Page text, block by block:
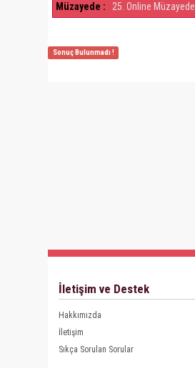
Müzayede : 25. Online Müzayede
Sonuç Bulunmadı !
İletişim ve Destek
Hakkımızda
İletişim
Sıkça Sorulan Sorular